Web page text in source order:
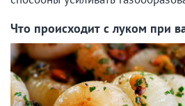
Что происходит с луком при